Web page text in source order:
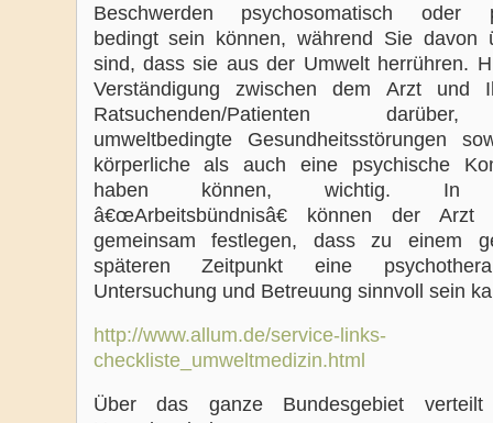
Beschwerden psychosomatisch oder
bedingt sein können, während Sie davon
sind, dass sie aus der Umwelt herrühren.
Verständigung zwischen dem Arzt und
Ratsuchenden/Patienten
umweltbedingte Gesundheitsstörungen
körperliche als auch eine psychische
haben können, wichtig. In
â€œArbeitsbündnisâ€ können der
gemeinsam festlegen, dass zu einem
späteren Zeitpunkt eine
Untersuchung und Betreuung sinnvoll sein
http://www.allum.de/service-links-
checkliste_umweltmedizin.html
Über das ganze Bundesgebiet